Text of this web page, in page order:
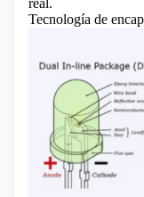
real.
Tecnología de